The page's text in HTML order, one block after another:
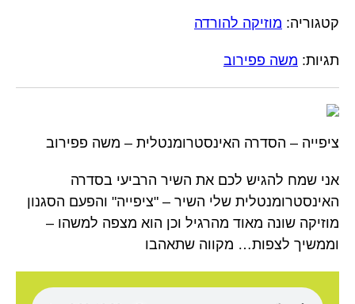
קטגוריה: מוזיקה להורדה
תגיות: משה פפירוב
ציפייה – הסדרה האינסטרומנטלית – משה פפירוב
אני שמח להגיש לכם את השיר הרביעי בסדרה
האינסטרומנטלית שלי השיר – "ציפייה" והפעם הסגנון
מוזיקה שונה מאוד מהרגיל וכן הוא מצפה למשהו –
וממשיך לצפות… מקווה שתאהבו